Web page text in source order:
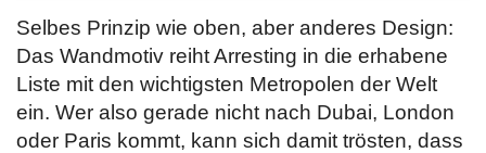
Selbes Prinzip wie oben, aber anderes Design:
Das Wandmotiv reiht Arresting in die erhabene
Liste mit den wichtigsten Metropolen der Welt
ein. Wer also gerade nicht nach Dubai, London
oder Paris kommt, kann sich damit trösten, dass